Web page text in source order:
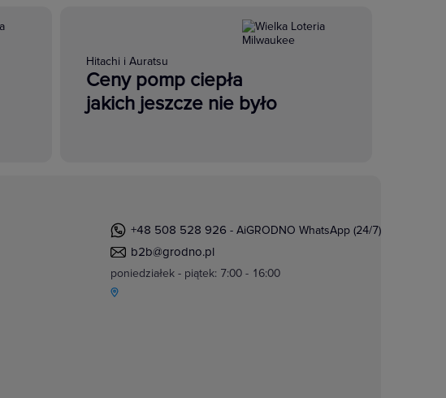
Hitachi i Auratsu
Ceny pomp ciepła
jakich jeszcze nie było
+48 508 528 926 - AiGRODNO WhatsApp (24/7)
b2b@grodno.pl
poniedziałek - piątek: 7:00 - 16:00